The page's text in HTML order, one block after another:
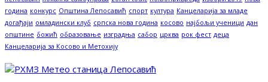
година конкурс Општина Лепосавић спорт култура Канцеларија за младе
догађаји омладински клуб српска нова година косово најбољи ученици дан
општине божић образовање изградња сабор црква рок фест деца
Канцеларија за Косово и Метохију